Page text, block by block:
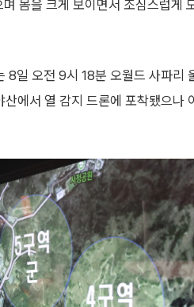
몸을 크게 보이면서 조심스럽게
8일 오전 9시 18분 오월드 사파리
에서 열 감지 드론에 포착됐으나